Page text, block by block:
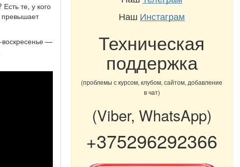
те, у кого
превышает
—
Наш Инстаграм
Техническая
поддержка
(проблемы с курсом, клубом, сайтом, добавление
в чат)
(Viber, WhatsApp)
+375296292366